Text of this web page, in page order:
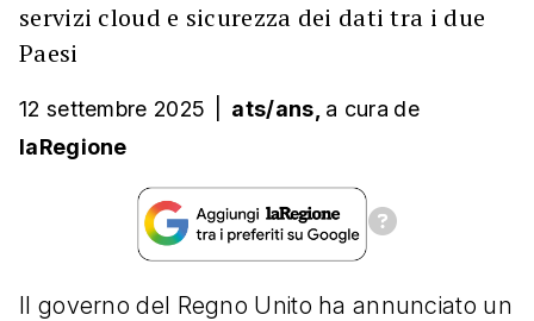
servizi cloud e sicurezza dei dati tra i due
Paesi
12 settembre 2025 ats/ans, a cura de
laRegione
Il governo del Regno Unito ha annunciato un